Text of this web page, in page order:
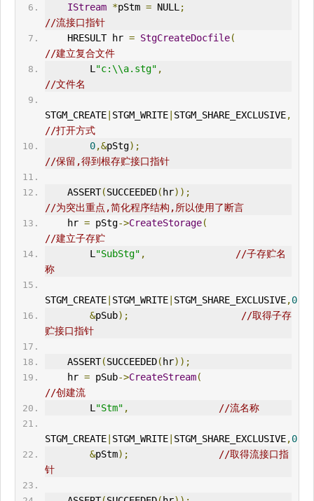
IStream *pStm = NULL ;
//流接口指针
HRESULT hr = StgCreateDocfile(
//建立复合文件
        L
"c:\\a.stg" ,
//文件名
STGM_CREATE| STGM_WRITE| STGM_SHARE_EXCLUSIVE,
//打开方式
0,&pStg);
//保留,得到根存贮接口指针
    ASSERT
(SUCCEEDED( hr));
//为突出重点,简化程序结构,所以使用了断言
    hr
= pStg->CreateStorage(
//建立子存贮
        L
"SubStg" ,
//子存贮名
称
STGM_CREATE| STGM_WRITE| STGM_SHARE_EXCLUSIVE,0,
&pSub);
//取得子存
贮接口指针
    ASSERT
(SUCCEEDED( hr));
    hr
= pSub->CreateStream(
//创建流
        L
"Stm" , //流名称
STGM_CREATE| STGM_WRITE| STGM_SHARE_EXCLUSIVE,0,
&pStm);
//取得流接口指
针